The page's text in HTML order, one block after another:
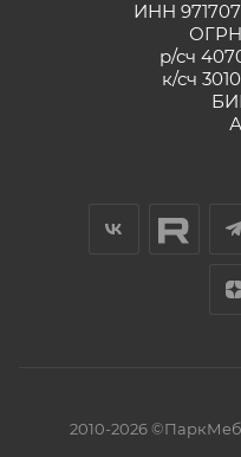
ИНН
ОГРН
р/сч
к/сч
2010-2026